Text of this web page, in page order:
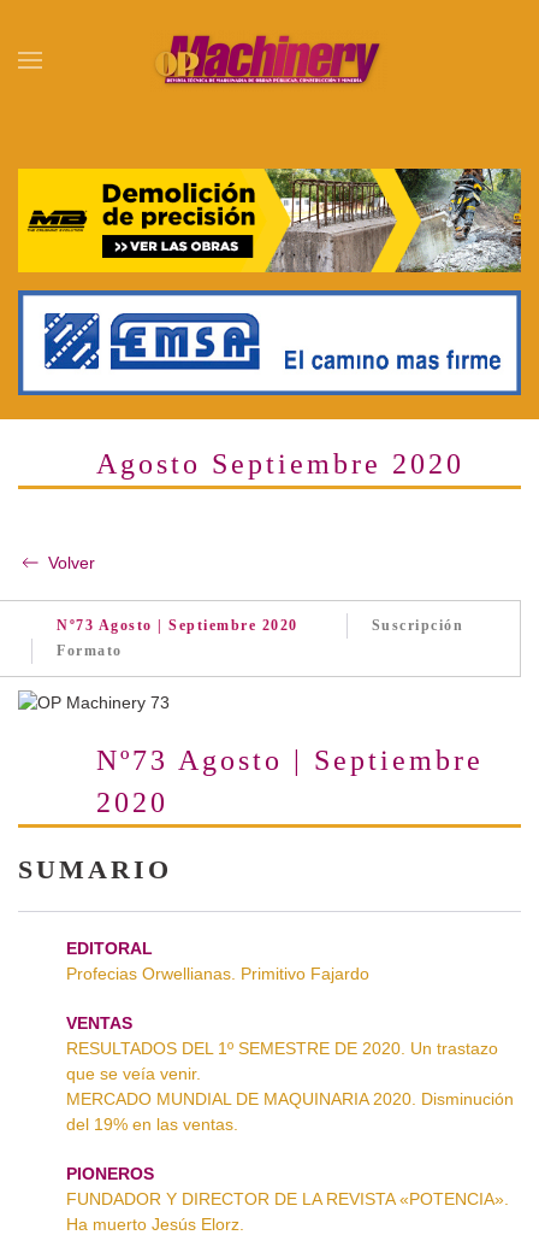
Skip to main content
Agosto Septiembre 2020
Volver
Nº73 Agosto | Septiembre 2020
Suscripción
Formato
Nº73 Agosto | Septiembre
2020
SUMARIO
EDITORAL
Profecias Orwellianas. Primitivo Fajardo
VENTAS
RESULTADOS DEL 1º SEMESTRE DE 2020. Un trastazo
que se veía venir.
MERCADO MUNDIAL DE MAQUINARIA 2020. Disminución
del 19% en las ventas.
PIONEROS
FUNDADOR Y DIRECTOR DE LA REVISTA «POTENCIA».
Ha muerto Jesús Elorz.